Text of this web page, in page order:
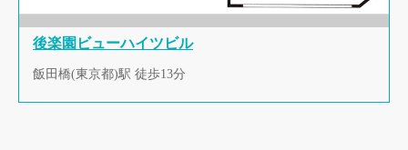
後楽園ビューハイツビル
飯田橋(東京都)駅 徒歩13分